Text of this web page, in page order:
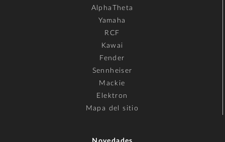
AlphaTheta
Yamaha
RCF
Kawai
Fender
Sennheiser
Mackie
Elektron
Mapa del sitio